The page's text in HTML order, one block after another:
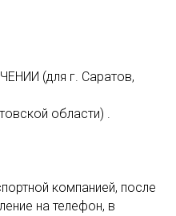
(для г. Саратов,
области) .
компанией, после
на телефон, в